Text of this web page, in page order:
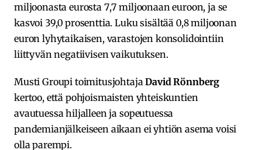
miljoonasta eurosta 7,7 miljoonaan euroon, ja se
kasvoi 39,0 prosenttia. Luku sisältää 0,8 miljoonan
euron lyhytaikaisen, varastojen konsolidointiin
liittyvän negatiivisen vaikutuksen.
Musti Groupi toimitusjohtajaDavid Rönnberg
kertoo, että pohjoismaisten yhteiskuntien
avautuessa hiljalleen ja sopeutuessa
pandemianjälkeiseen aikaan ei yhtiön asema voisi
olla parempi.